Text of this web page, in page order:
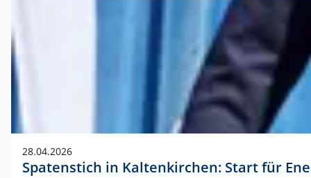
28.04.2026
Spatenstich in Kaltenkirchen: Start für